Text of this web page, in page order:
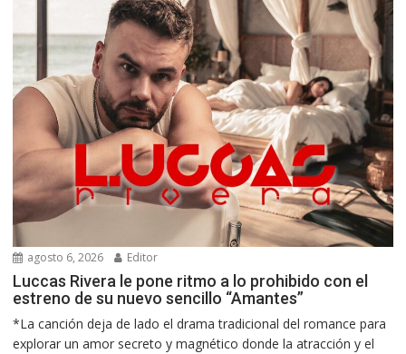
agosto 6, 2026 Editor
Luccas Rivera le pone ritmo a lo prohibido con el
estreno de su nuevo sencillo “Amantes”
*La canción deja de lado el drama tradicional del romance para
explorar un amor secreto y magnético donde la atracción y el